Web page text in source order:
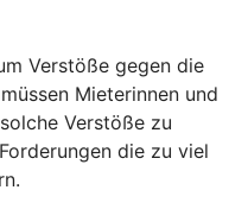
Verstöße gegen die
Mieterinnen und
Verstöße zu
die zu viel